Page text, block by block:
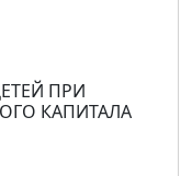
ПРИ
КАПИТАЛА